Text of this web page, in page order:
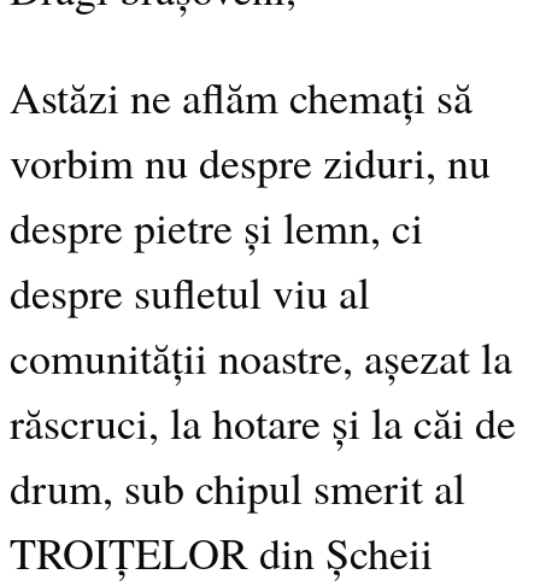
Astăzi ne aflăm chemați să
vorbim nu despre ziduri, nu
despre pietre și lemn, ci
despre sufletul viu al
comunității noastre, așezat la
răscruci, la hotare și la căi de
drum, sub chipul smerit al
TROIȚELOR din Șcheii